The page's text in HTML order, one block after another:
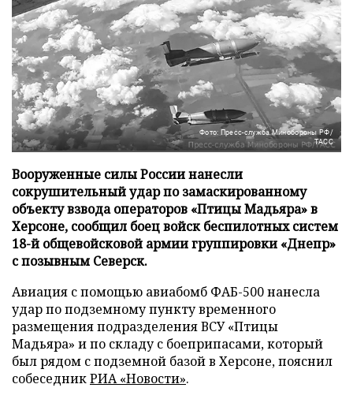
Фото: Пресс-служба Минобороны РФ/
ТАСС
Вооруженные силы России нанесли
сокрушительный удар по замаскированному
объекту взвода операторов «Птицы Мадьяра» в
Херсоне, сообщил боец войск беспилотных систем
18-й общевойсковой армии группировки «Днепр»
с позывным Северск.
Авиация с помощью авиабомб ФАБ-500 нанесла
удар по подземному пункту временного
размещения подразделения ВСУ «Птицы
Мадьяра» и по складу с боеприпасами, который
был рядом с подземной базой в Херсоне, пояснил
собеседникРИА «Новости».